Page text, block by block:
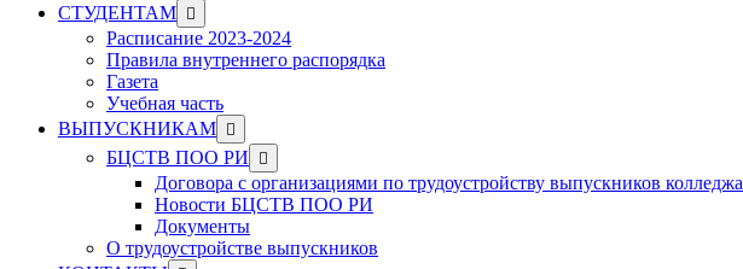
СТУДЕНТАМ Show
sub
menu
Расписание 2023-2024
Правила внутреннего распорядка
Газета
Учебная часть
ВЫПУСКНИКАМ Show
sub
menu
БЦСТВ ПОО РИ
Show
sub
menu
Договора с организациями по трудоустройству выпускников колледжа
Новости БЦСТВ ПОО РИ
Документы
О трудоустройстве выпускников